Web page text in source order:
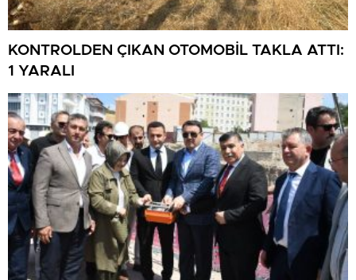
KONTROLDEN ÇIKAN OTOMOBİL TAKLA ATTI:
1 YARALI